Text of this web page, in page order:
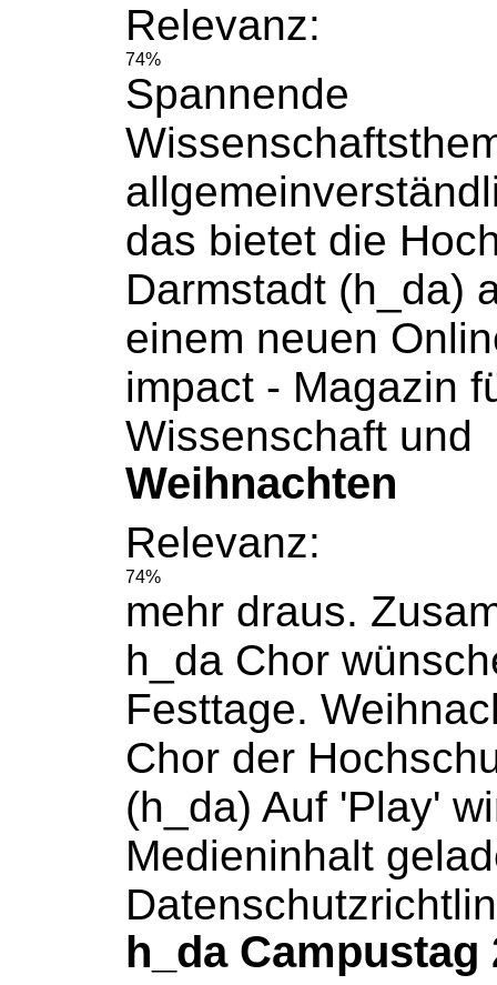
Relevanz:
74%
Spannende
das bietet die
Darmstadt (h_da)
einem neuen
impact - Magazin
Wissenschaft und
Weihnachten
Relevanz:
74%
mehr draus.
h_da Chor
Festtage.
Chor der
(h_da) Auf 'Play'
Medieninhalt
h_da Campustag